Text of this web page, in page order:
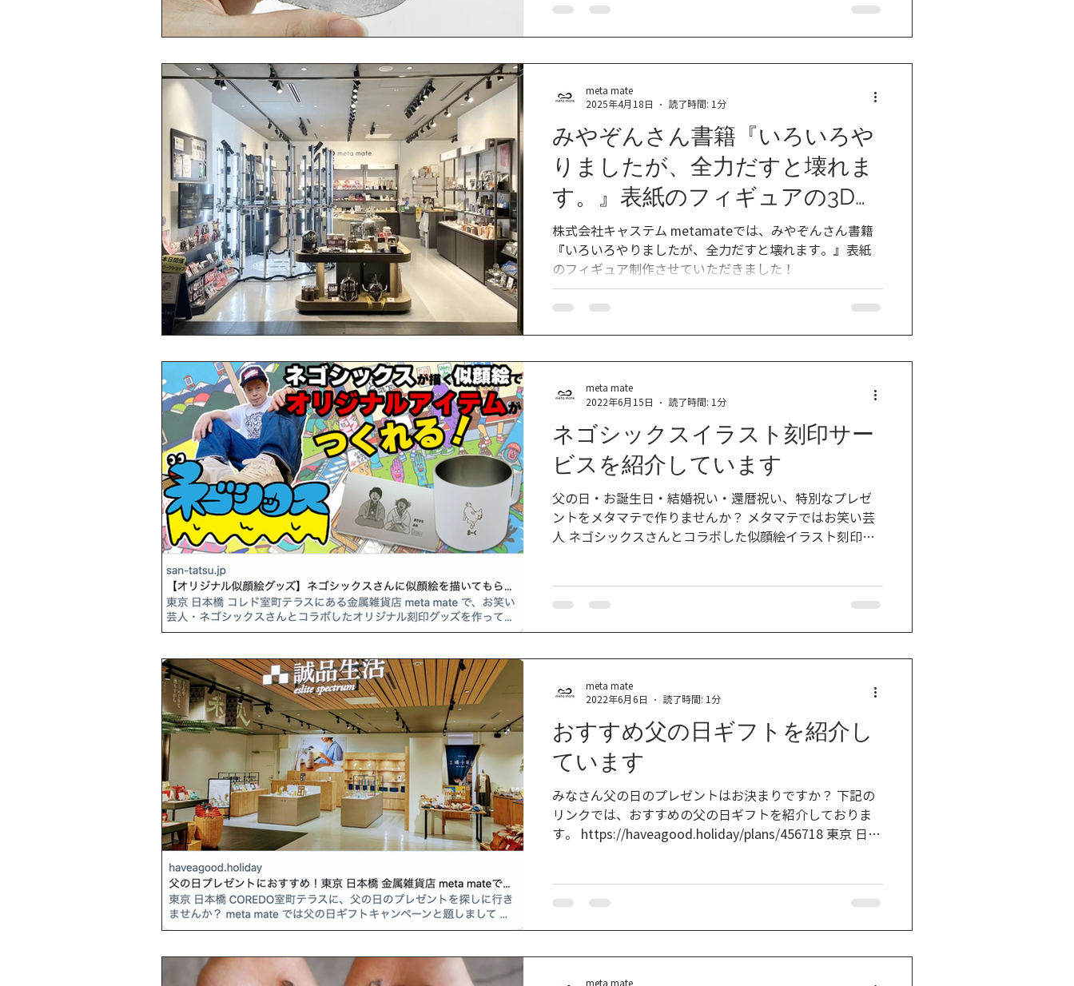
みやぞんさん書籍『いろいろや
りましたが、全力だすと壊れま
す。』表紙のフィギュアの3Dス
キャン・制作させていただきま
した
株式会社キャステム metamateでは、みやぞんさん書籍
『いろいろやりましたが、全力だすと壊れます。』表紙
のフィギュア制作させていただきました！
meta mate
2025年4月18日
読了時間: 1分
ネゴシックスイラスト刻印サー
ビスを紹介しています
父の日・お誕生日・結婚祝い・還暦祝い、特別なプレゼ
ントをメタマテで作りませんか？ メタマテではお笑い芸
人 ネゴシックスさんとコラボした似顔絵イラスト刻印商
meta mate
2022年6月15日
読了時間: 1分
おすすめ父の日ギフトを紹介し
ています
みなさん父の日のプレゼントはお決まりですか？ 下記の
リンクでは、おすすめの父の日ギフトを紹介しておりま
す。 https://haveagood.holiday/plans/456718 東京 日本
meta mate
2022年6月6日
読了時間: 1分
meta mate